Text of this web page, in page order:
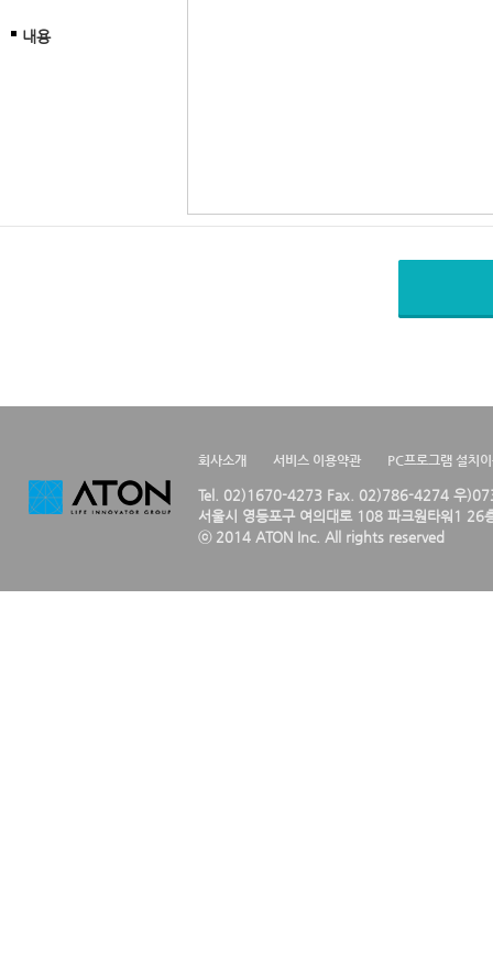
내용
회사소개 서비스 이용약관 PC프로그램 설치
Tel. 02)1670-4273 Fax. 02)786-4274 우
서울시 영등포구 여의대로 108 파크원타워1 26
ⓒ 2014 ATON Inc. All rights reserved